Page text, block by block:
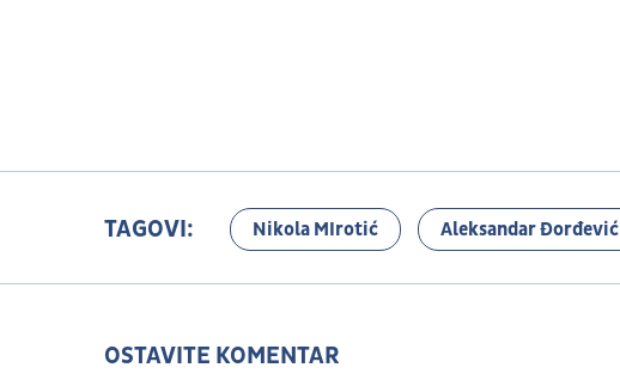
TAGOVI: Nikola MIrotić Aleksandar Đorđević
OSTAVITE KOMENTAR